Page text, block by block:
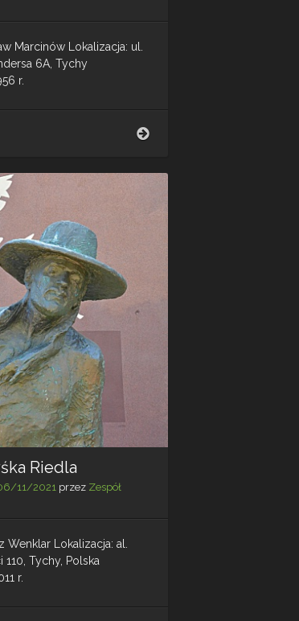
Marcinów Lokalizacja: ul.
6A, Tychy
r.
Tychy
Riedla
11/2021 przez Zespół
Wenklar Lokalizacja: al.
110, Tychy, Polska
r.